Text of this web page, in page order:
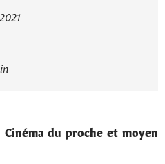
Cinéma du proche et moyen